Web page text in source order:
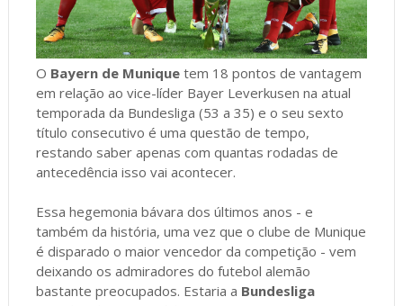
O Bayern de Muniquetem 18 pontos de vantagem
em relação ao vice-líder Bayer Leverkusen na atual
temporada da Bundesliga (53 a 35) e o seu sexto
título consecutivo é uma questão de tempo,
restando saber apenas com quantas rodadas de
antecedência isso vai acontecer.
Essa hegemonia bávara dos últimos anos - e
também da história, uma vez que o clube de Munique
é disparado o maior vencedor da competição - vem
deixando os admiradores do futebol alemão
bastante preocupados. Estaria a Bundesliga